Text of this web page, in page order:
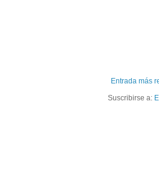
Entrada más
Suscribirse a: